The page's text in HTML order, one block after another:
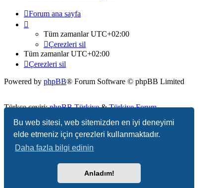
Bu web sitesi, web sitemizden en iyi deneyimi
elde etmeniz için çerezleri kullanmaktadır.
Daha fazla bilgi edinin
Anladım!
Forum ana sayfa
Tüm zamanlarUTC+02:00
Çerezleri sil
Tüm zamanlarUTC+02:00
Çerezleri sil
Powered by phpBB® Forum Software © phpBB Limited
Türkçe çeviri:phpBB Türkiye&Türkiye Forum
Gizlilik |Koşullar